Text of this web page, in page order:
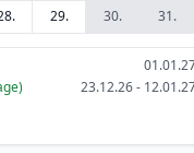
29. 30. 31.
23.12.26 -